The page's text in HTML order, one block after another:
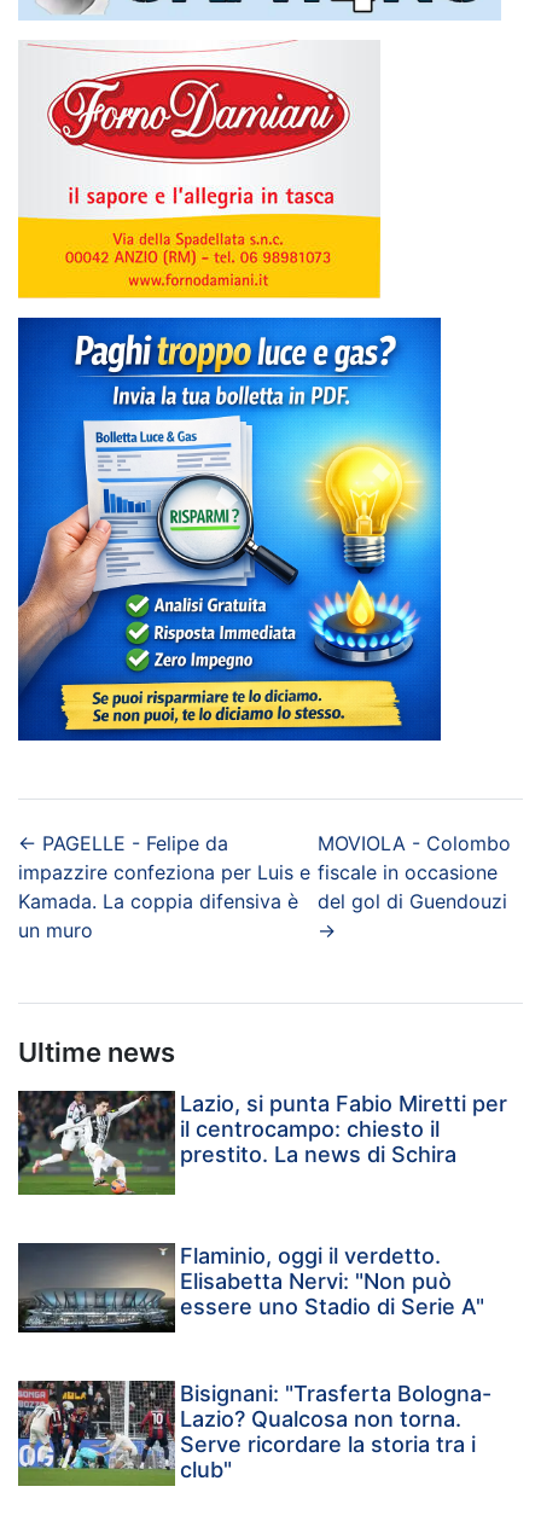
← PAGELLE - Felipe da
impazzire confeziona per Luis e
Kamada. La coppia difensiva è
un muro
MOVIOLA - Colombo
fiscale in occasione
del gol di Guendouzi
→
Ultime news
Lazio, si punta Fabio Miretti per
il centrocampo: chiesto il
prestito. La news di Schira
Flaminio, oggi il verdetto.
Elisabetta Nervi: "Non può
essere uno Stadio di Serie A"
Bisignani: "Trasferta Bologna-
Lazio? Qualcosa non torna.
Serve ricordare la storia tra i
club"